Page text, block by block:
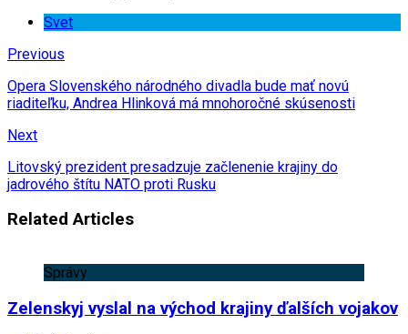
Svet
Previous
Opera Slovenského národného divadla bude mať novú
riaditeľku, Andrea Hlinková má mnohoročné skúsenosti
Next
Litovský prezident presadzuje začlenenie krajiny do
jadrového štítu NATO proti Rusku
Related Articles
Správy
Zelenskyj vyslal na východ krajiny ďalších vojakov